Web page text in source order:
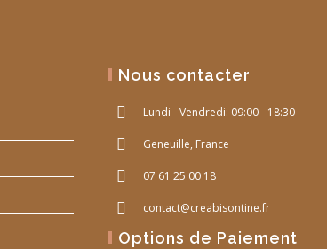
Nous contacter
Lundi - Vendredi: 09:00 - 18:30
Geneuille, France
07 61 25 00 18
contact@creabisontine.fr
Options de Paiement